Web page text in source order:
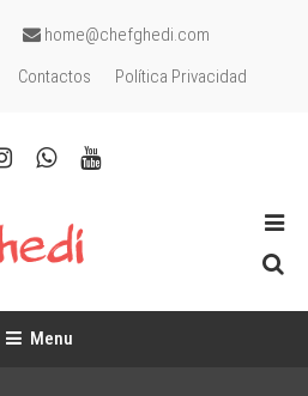
home@chefghedi.com
Contactos Política Privacidad
Menu